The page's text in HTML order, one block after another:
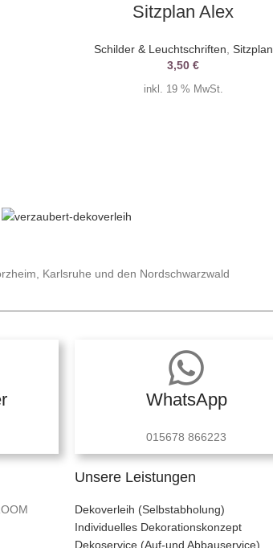
Sitzplan Alex
Schilder & Leuchtschriften Sitzplan
3,50€
inkl. 19 % MwSt.
Karlsruhe und den Nordschwarzwald
WhatsApp
015678 866223
Unsere Leistungen
Dekoverleih (Selbstabholung)
Individuelles Dekorationskonzept
Dekoservice (Auf-und Abbauservice)